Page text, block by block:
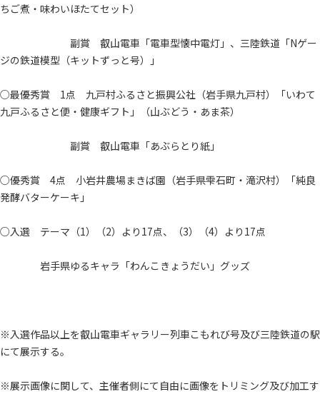
ちご煮・味わいほたてセット）
副賞 叡山電車「電車型懐中電灯」、三陸鉄道「Nゲー
ジの鉄道模型（キットずっと号）」
○最優秀賞 1点 九戸村ふるさと振興公社（岩手県九戸村）「いわて
九戸ふるさと便・健康ギフト」（山ぶどう・あま茶）
副賞 叡山電車「あぶらとり紙」
○優秀賞 4点 小岩井農場まきば園（岩手県雫石町・滝沢村）「純良
発酵バターケーキ」
○入選 テーマ（1）（2）より17点、（3）（4）より17点
岩手県ゆるキャラ「わんこきょうだい」グッズ
※入選作品以上を叡山電車ギャラリー列車こもれび号及び三陸鉄道の駅
にて展示する。
※展示画像に関して、主催者側にて自由に画像をトリミング及び加工す